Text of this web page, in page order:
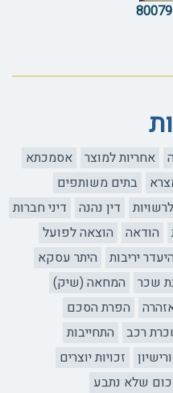
אחריות למוצר
אסמכתא
בתים משותפים
דין נהנה
דיני חברות
הודאה
הוצאה לפועל
היעדר יריבות
היתר עסקא
שכר
המחאה (שיק)
הפרת הסכם
רכב
התחייבות
זכויות יוצרים
שלא נתבע